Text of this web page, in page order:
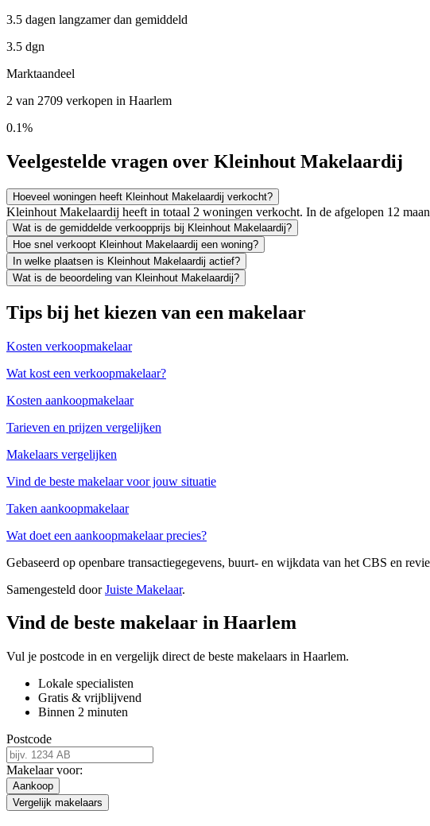
3.5 dagen langzamer dan gemiddeld
3.5 dgn
Marktaandeel
2 van 2709 verkopen in Haarlem
0.1%
Veelgestelde vragen over Kleinhout Makelaardij
Hoeveel woningen heeft Kleinhout Makelaardij verkocht?
Kleinhout Makelaardij heeft in totaal 2 woningen verkocht. In de afgelopen 12
Wat is de gemiddelde verkoopprijs bij Kleinhout Makelaardij?
Hoe snel verkoopt Kleinhout Makelaardij een woning?
In welke plaatsen is Kleinhout Makelaardij actief?
Wat is de beoordeling van Kleinhout Makelaardij?
Tips bij het kiezen van een makelaar
Kosten verkoopmakelaar
Wat kost een verkoopmakelaar?
Kosten aankoopmakelaar
Tarieven en prijzen vergelijken
Makelaars vergelijken
Vind de beste makelaar voor jouw situatie
Taken aankoopmakelaar
Wat doet een aankoopmakelaar precies?
Gebaseerd op openbare transactiegegevens, buurt- en wijkdata van het CBS en
Samengesteld doorJuiste Makelaar.
Vind de beste makelaar in Haarlem
Vul je postcode in en vergelijk direct de beste makelaars in Haarlem.
Lokale specialisten
Gratis & vrijblijvend
Binnen 2 minuten
Postcode
Makelaar voor:
Aankoop
Vergelijk makelaars